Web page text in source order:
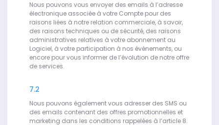
Nous pouvons vous envoyer des emails à l’adresse
électronique associée à votre Compte pour des
raisons liées à notre relation commerciale, à savoir,
des raisons techniques ou de sécurité, des raisons
administratives relatives à votre abonnement au
Logiciel, à votre participation à nos événements, ou
encore pour vous informer de l’évolution de notre offre
de services.
7.2
Nous pouvons également vous adresser des SMS ou
des emails contenant des offres promotionnelles et
marketing dans les conditions rappelées à l’article 8.